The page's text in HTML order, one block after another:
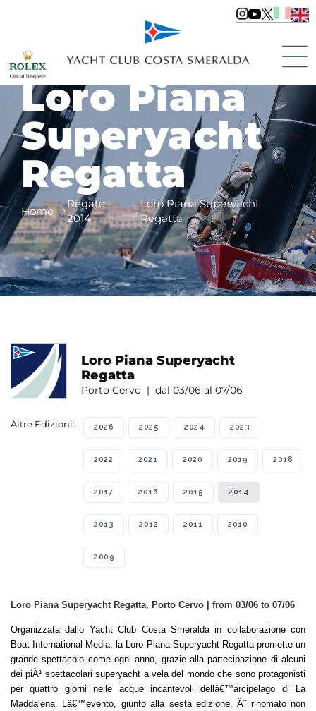
Loro Piana
Superyacht
Regatta
Home
Regate
2014
Loro Piana Superyacht
Regatta
Loro Piana Superyacht
Regatta
Porto Cervo | dal 03/06 al 07/06
Altre Edizioni: 2026 2025 2024 2023
2022 2021 2020 2019 2018
2017 2016 2015 2014
2013 2012 2011 2010
2009
Loro Piana Superyacht Regatta, Porto Cervo | from 03/06 to 07/06
Organizzata dallo Yacht Club Costa Smeralda in collaborazione con
Boat International Media, la Loro Piana Superyacht Regatta promette un
grande spettacolo come ogni anno, grazie alla partecipazione di alcuni
dei piÃ¹ spettacolari superyacht a vela del mondo che sono protagonisti
per quattro giorni nelle acque incantevoli dellâ€™arcipelago di La
Maddalena. Lâ€™evento, giunto alla sesta edizione, Ã¨ rinomato non